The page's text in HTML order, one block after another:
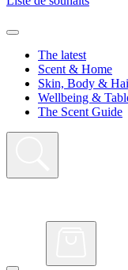
The latest
Scent & Home
Skin, Body &
Wellbeing &
The Scent Guide